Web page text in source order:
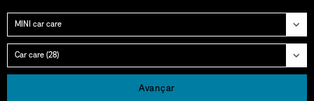
Categoria
Grupo
Avançar